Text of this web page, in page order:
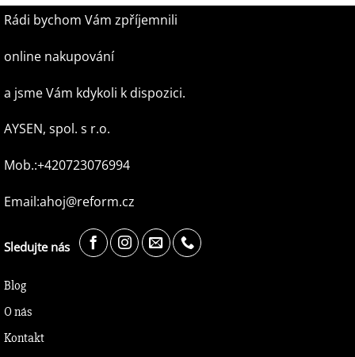
Rádi bychom Vám zpříjemnili
online nakupování
a jsme Vám kdykoli k dispozici.
AYSEN, spol. s r.o.
Mob.:+420723076994
Email:ahoj@reform.cz
Sledujte nás
Blog
O nás
Kontakt